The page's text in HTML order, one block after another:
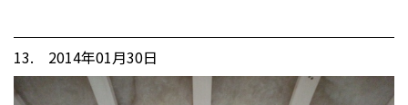
13. 2014年01月30日